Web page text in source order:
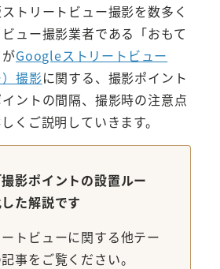
トリートビュー撮影を数多く
ュー撮影業者である「おもて
Googleストリートビュー
）撮影に関する、撮影ポイント
ントの間隔、撮影時の注意点
くご説明していきます。
影ポイントの設置ルー
た解説です
トビューに関する他テー
事をご覧ください。